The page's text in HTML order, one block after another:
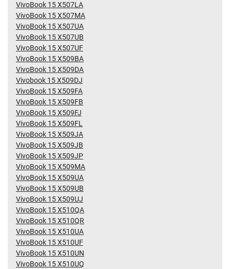
VivoBook 15 X507LA
VivoBook 15 X507MA
VivoBook 15 X507UA
VivoBook 15 X507UB
VivoBook 15 X507UF
VivoBook 15 X509BA
VivoBook 15 X509DA
Vivobook 15 X509DJ
VivoBook 15 X509FA
VivoBook 15 X509FB
VivoBook 15 X509FJ
VivoBook 15 X509FL
VivoBook 15 X509JA
VivoBook 15 X509JB
VivoBook 15 X509JP
VivoBook 15 X509MA
VivoBook 15 X509UA
VivoBook 15 X509UB
VivoBook 15 X509UJ
VivoBook 15 X510QA
VivoBook 15 X510QR
VivoBook 15 X510UA
VivoBook 15 X510UF
VivoBook 15 X510UN
VivoBook 15 X510UQ